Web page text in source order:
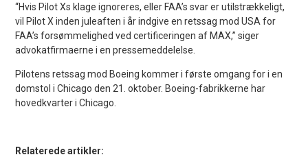
“Hvis Pilot Xs klage ignoreres, eller FAA’s svar er utilstrækkeligt,
vil Pilot X inden juleaften i år indgive en retssag mod USA for
FAA’s forsømmelighed ved certificeringen af MAX,” siger
advokatfirmaerne i en pressemeddelelse.
Pilotens retssag mod Boeing kommer i første omgang for i en
domstol i Chicago den 21. oktober. Boeing-fabrikkerne har
hovedkvarter i Chicago.
Relaterede artikler: